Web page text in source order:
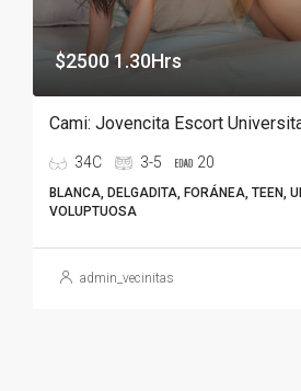
$2500 1.30Hrs
34C 3-5 20
BLANCA, DELGADITA, FORÁNEA, TEEN,
VOLUPTUOSA
admin_vecinitas